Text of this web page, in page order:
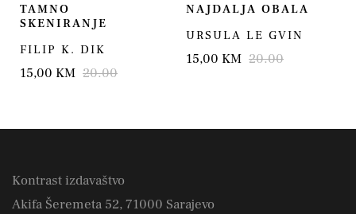
TAMNO
SKENIRANJE
FILIP K. DIK
15,00 KM 20.00
NAJDALJA OBALA
URSULA LE GVIN
15,00 KM 20.00
Kontrast izdavaštvo
Akifa Šeremeta 52, 71000 Sarajevo